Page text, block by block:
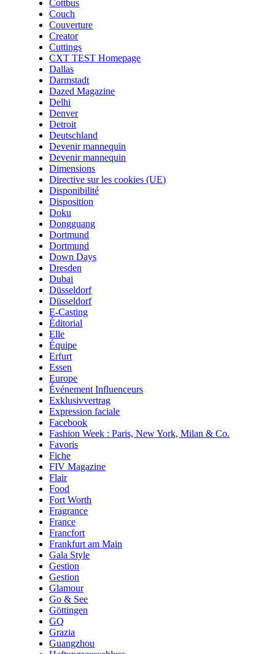
Cottbus
Couch
Couverture
Creator
Cuttings
CXT TEST Homepage
Dallas
Darmstadt
Dazed Magazine
Delhi
Denver
Detroit
Deutschland
Devenir mannequin
Devenir mannequin
Dimensions
Directive sur les cookies (UE)
Disponibilité
Disposition
Doku
Dongguang
Dortmund
Dortmund
Down Days
Dresden
Dubai
Düsseldorf
Düsseldorf
E-Casting
Éditorial
Elle
Équipe
Erfurt
Essen
Europe
Événement Influenceurs
Exklusivvertrag
Expression faciale
Facebook
Fashion Week : Paris, New York, Milan & Co.
Favoris
Fiche
FIV Magazine
Flair
Food
Fort Worth
Fragrance
France
Francfort
Frankfurt am Main
Gala Style
Gestion
Gestion
Glamour
Go & See
Göttingen
GQ
Grazia
Guangzhou